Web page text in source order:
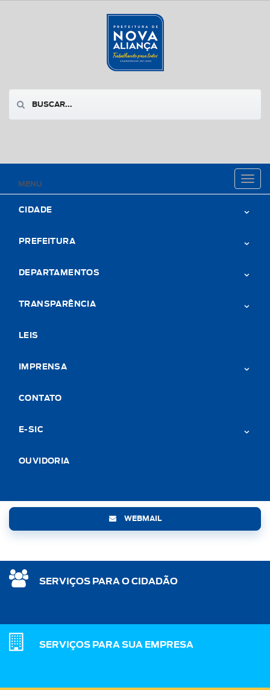
MENU
Toggle
CIDADE
PREFEITURA
DEPARTAMENTOS
TRANSPARÊNCIA
LEIS
IMPRENSA
CONTATO
E-SIC
OUVIDORIA
WEBMAIL
SERVIÇOS PARA O CIDADÃO
SERVIÇOS PARA SUA EMPRESA